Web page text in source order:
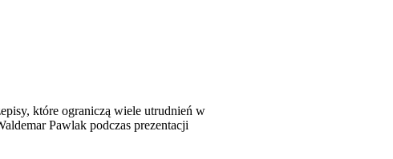
które ograniczą wiele utrudnień w
Pawlak podczas prezentacji